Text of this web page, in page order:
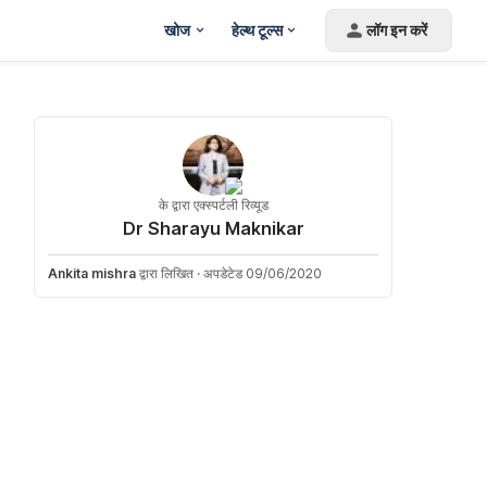
खोज हेल्थ टूल्स लॉग इन करें
के द्वारा एक्स्पर्टली रिव्यूड
Dr Sharayu Maknikar
Ankita mishra द्वारा लिखित · अपडेटेड 09/06/2020